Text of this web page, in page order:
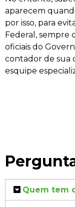
aparecem
por isso, para
Federal, sempre
oficiais do
contador de sua
esquipe
Quem tem